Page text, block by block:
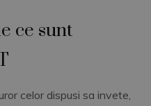
ce sunt
celor dispusi sa invete,